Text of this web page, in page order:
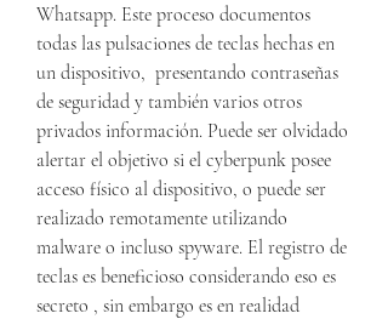
Whatsapp. Este proceso documentos
todas las pulsaciones de teclas hechas en
un dispositivo,  presentando contraseñas
de seguridad y también varios otros
privados información. Puede ser olvidado
alertar el objetivo si el cyberpunk posee
acceso físico al dispositivo, o puede ser
realizado remotamente utilizando
malware o incluso spyware. El registro de
teclas es beneficioso considerando eso es
secreto , sin embargo es en realidad